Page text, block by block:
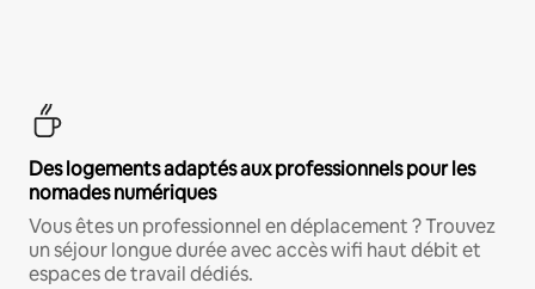
Des logements adaptés aux professionnels pour les
nomades numériques
Vous êtes un professionnel en déplacement ? Trouvez
un séjour longue durée avec accès wifi haut débit et
espaces de travail dédiés.